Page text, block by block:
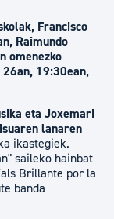
Francisco
Raimundo
omenezko
19:30ean,
eta Joxemari
lanaren
ikastegiek.
saileko hainbat
Brillante por la
banda